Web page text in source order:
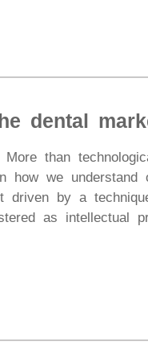
dental
than
how we
driven by a
as intellectual